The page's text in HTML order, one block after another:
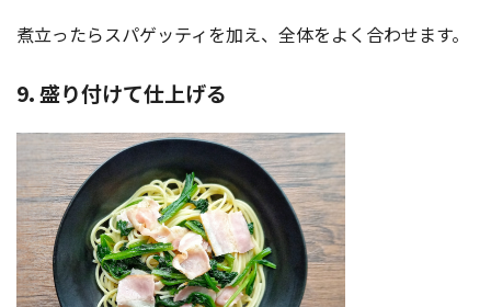
煮立ったらスパゲッティを加え、全体をよく合わせます。
9. 盛り付けて仕上げる